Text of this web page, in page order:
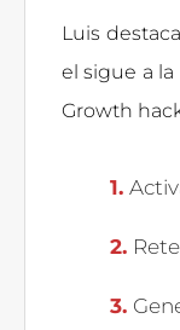
Luis
el sigue a
Growth